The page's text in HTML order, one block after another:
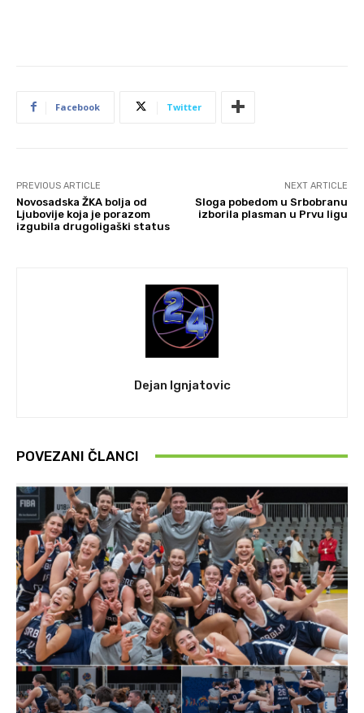
Facebook Twitter
PREVIOUS ARTICLE
Novosadska ŽKA bolja od
Ljubovije koja je porazom
izgubila drugoligaški status
NEXT ARTICLE
Sloga pobedom u Srbobranu
izborila plasman u Prvu ligu
Dejan Ignjatovic
POVEZANI ČLANCI